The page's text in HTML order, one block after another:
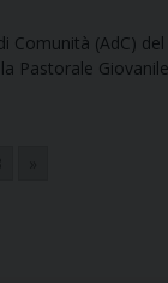
Comunità (AdC)
Pastorale